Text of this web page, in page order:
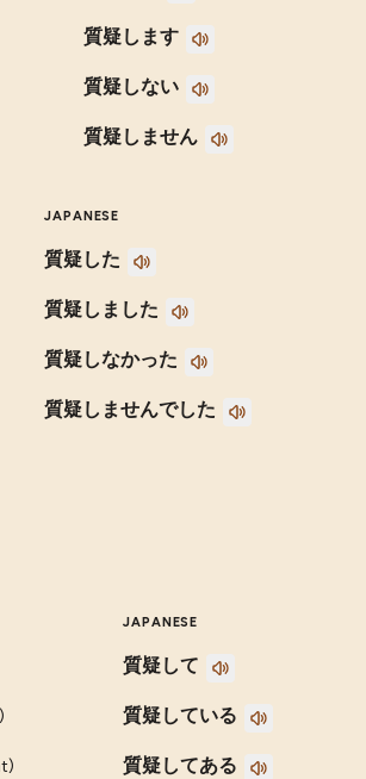
質疑します
質疑しない
質疑しません
JAPANESE
質疑した
質疑しました
質疑しなかった
質疑しませんでした
JAPANESE
質疑して
質疑している
質疑してある